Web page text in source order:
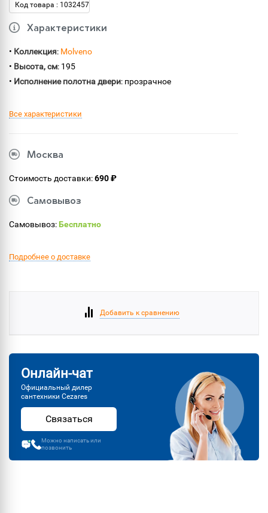
Код товара : 1032457
Характеристики
• Коллекция: Molveno
• Высота, см: 195
• Исполнение полотна двери: прозрачное
Все характеристики
Москва
Стоимость доставки:690 ₽
Самовывоз
Самовывоз:Бесплатно
Подробнее о доставке
Добавить к сравнению
Онлайн-чат
Официальный дилер
сантехники Cezares
Связаться
Можно написать или
позвонить